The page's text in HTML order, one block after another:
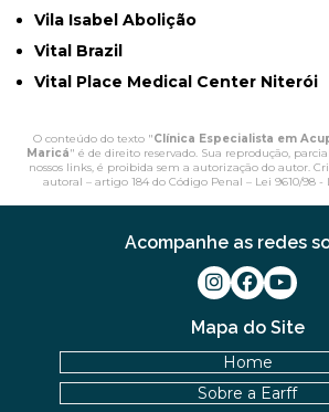
Vila Isabel Abolição
Vital Brazil
Vital Place Medical Center Niterói
O conteúdo do texto "Clínica Especialista em
Maricá" é de direito reservado. Sua reprodução,
nossos links, é proibida sem a autorização do autor.
autoral – artigo 184 do Código Penal – Lei 9610/98
Mapa do Site
Home
Sobre a Earff
Acompanhe as redes